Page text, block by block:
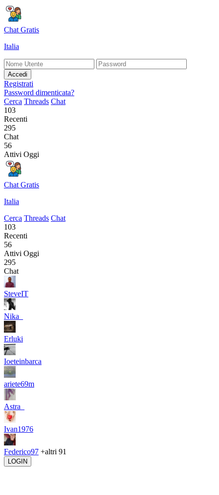
Chat Gratis
Italia
Accedi
Registrati
Password dimenticata?
Cerca Threads Chat
103
Recenti
295
Chat
56
Attivi Oggi
Chat Gratis
Italia
Cerca Threads Chat
103
Recenti
56
Attivi Oggi
295
Chat
SteveIT
Nika_
Erluki
Ioeteinbarca
ariete69m
Astra_
Ivan1976
Federico97 +altri 91
LOGIN